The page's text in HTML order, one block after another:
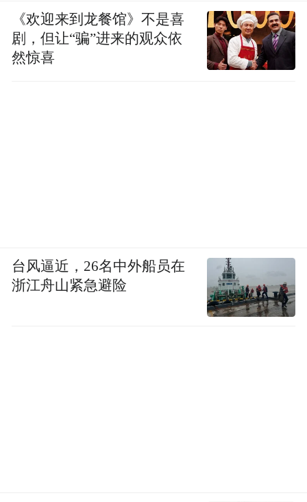
《欢迎来到龙餐馆》不是喜
剧，但让“骗”进来的观众依
然惊喜
台风逼近，26名中外船员在
浙江舟山紧急避险